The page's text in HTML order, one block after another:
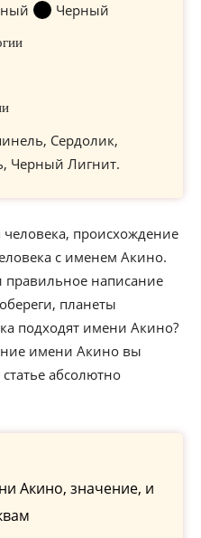
Черный
Сердолик,
Черный Лигнит.
происхождение
с именем Акино.
правильное написание
планеты
подходят имени Акино?
имени Акино вы
абсолютно
Акино, значение, и